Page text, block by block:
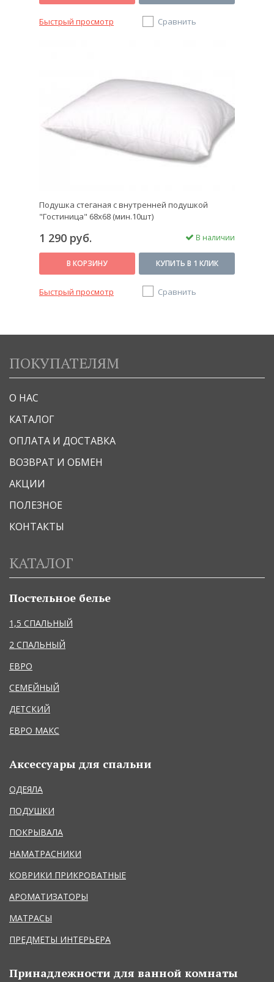
Быстрый просмотр Сравнить
Подушка стеганая с внутренней подушкой
"Гостиница" 68х68 (мин.10шт)
1 290 руб. В наличии
В КОРЗИНУ КУПИТЬ В 1 КЛИК
Быстрый просмотр Сравнить
ПОКУПАТЕЛЯМ
О НАС
КАТАЛОГ
ОПЛАТА И ДОСТАВКА
ВОЗВРАТ И ОБМЕН
АКЦИИ
ПОЛЕЗНОЕ
КОНТАКТЫ
КАТАЛОГ
Постельное белье
1,5 СПАЛЬНЫЙ
2 СПАЛЬНЫЙ
ЕВРО
СЕМЕЙНЫЙ
ДЕТСКИЙ
ЕВРО МАКС
Аксессуары для спальни
ОДЕЯЛА
ПОДУШКИ
ПОКРЫВАЛА
НАМАТРАСНИКИ
КОВРИКИ ПРИКРОВАТНЫЕ
АРОМАТИЗАТОРЫ
МАТРАСЫ
ПРЕДМЕТЫ ИНТЕРЬЕРА
Принадлежности для ванной комнаты